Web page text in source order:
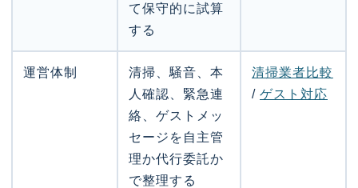
て保守的に試算
する
運営体制
清掃、騒音、本
人確認、緊急連
絡、ゲストメッ
セージを自主管
理か代行委託か
で整理する
清掃業者比較
/ ゲスト対応